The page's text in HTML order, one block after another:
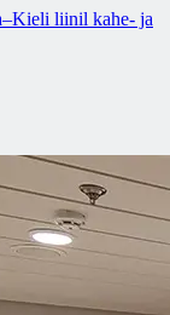
liinil kahe- ja